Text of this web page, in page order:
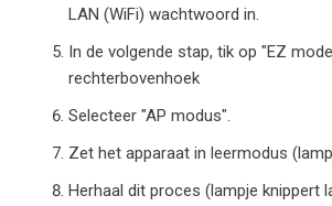
LAN (WiFi) wachtwoord in.
In de volgende stap, tik op "EZ
rechterbovenhoek
Selecteer "AP modus".
Zet het apparaat in leermodus
Herhaal dit proces (lampje knippert